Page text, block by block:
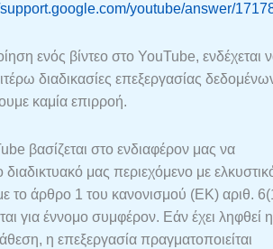
youtube/answer/
ενός βίντεο στο YouTube, ενδέχεται
διαδικασίες επεξεργασίας
καμία επιρροή.
βασίζεται στο ενδιαφέρον μας να
μας περιεχόμενο με
το άρθρο 1 του κανονισμού (ΕΚ) αριθ.
για έννομο συμφέρον. Εάν έχει ληφθεί η
η επεξεργασία πραγματοποιείται